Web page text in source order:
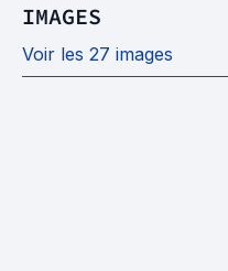
IMAGES
Voir les 27 images